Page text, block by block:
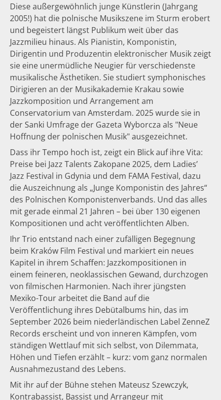
Diese außergewöhnlich junge Künstlerin (Jahrgang
2005!) hat die polnische Musikszene im Sturm erobert
und begeistert längst Publikum weit über das
Jazzmilieu hinaus. Als Pianistin, Komponistin,
Dirigentin und Produzentin elektronischer Musik zeigt
sie eine unermüdliche Neugier für verschiedenste
musikalische Ästhetiken. Sie studiert symphonisches
Dirigieren an der Musikakademie Krakau sowie
Jazzkomposition und Arrangement am
Conservatorium van Amsterdam. 2025 wurde sie in
der Sanki Umfrage der Gazeta Wyborcza als "Neue
Hoffnung der polnischen Musik" ausgezeichnet.
Dass ihr Tempo hoch ist, zeigt ein Blick auf ihre Vita:
Preise bei Jazz Talents Zakopane 2025, dem Ladies’
Jazz Festival in Gdynia und dem FAMA Festival, dazu
die Auszeichnung als „Junge Komponistin des Jahres“
des Polnischen Komponistenverbands. Und das alles
mit gerade einmal 21 Jahren – bei über 130 eigenen
Kompositionen und acht veröffentlichten Alben.
Ihr Trio entstand nach einer zufälligen Begegnung
beim Kraków Film Festival und markiert ein neues
Kapitel in ihrem Schaffen: Jazzkompositionen in
einem feineren, neoklassischen Gewand, durchzogen
von filmischen Harmonien. Nach ihrer jüngsten
Mexiko-Tour arbeitet die Band auf die
Veröffentlichung ihres Debütalbums hin, das im
September 2026 beim niederländischen Label ZenneZ
Records erscheint und von inneren Kämpfen, vom
ständigen Wettlauf mit sich selbst, von Dilemmata,
Höhen und Tiefen erzählt – kurz: vom ganz normalen
Ausnahmezustand des Lebens.
Mit ihr auf der Bühne stehen Mateusz Szewczyk,
Kontrabassist, Bassist und Arrangeur mit